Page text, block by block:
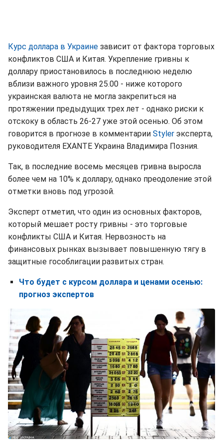
Курс доллара в Украине зависит от фактора торговых
конфликтов США и Китая. Укрепление гривны к
доллару приостановилось в последнюю неделю
вблизи важного уровня 25.00 - ниже которого
украинская валюта не могла закрепиться на
протяжении предыдущих трех лет - однако риски к
отскоку в область 26-27 уже этой осенью. Об этом
говорится в прогнозе в комментарии Styler эксперта,
руководителя EXANTE Украина Владимира Позния.
Так, в последние восемь месяцев гривна выросла
более чем на 10% к доллару, однако преодоление этой
отметки вновь под угрозой.
Эксперт отметил, что один из основных факторов,
который мешает росту гривны - это торговые
конфликты США и Китая. Нервозность на
финансовых рынках вызывает повышенную тягу в
защитные гособлигации развитых стран.
Что будет с курсом доллара и ценами осенью:
прогноз экспертов